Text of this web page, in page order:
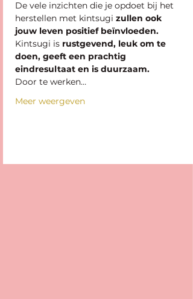
De vele inzichten die je opdoet bij het
herstellen met kintsugi zullen ook
jouw leven positief beïnvloeden.
Kintsugi is rustgevend, leuk om te
doen, geeft een prachtig
eindresultaat en is duurzaam.
Door te werken…
Meer weergeven